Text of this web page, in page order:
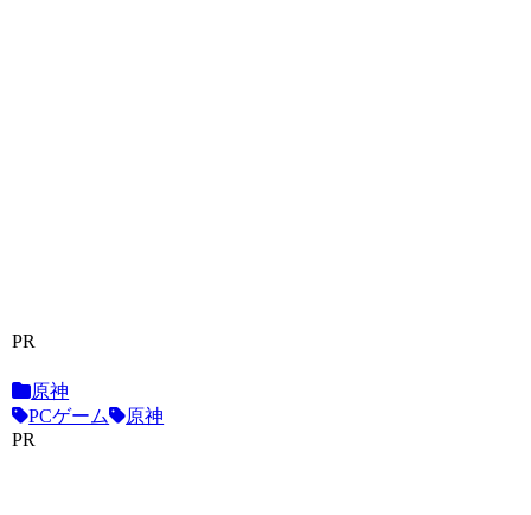
PR
原神
PCゲーム
原神
PR